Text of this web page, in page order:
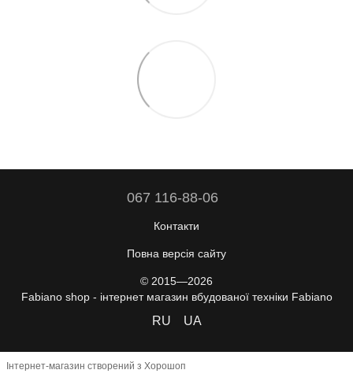
067 116-88-06
Контакти
Повна версія сайту
© 2015—2026
Fabiano shop - інтернет магазин вбудованої техніки Fabiano
RU UA
Інтернет-магазин створений з Хорошоп